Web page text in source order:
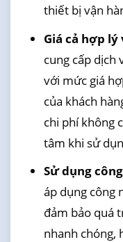
thiết bị vận
Giá cả hợp
cung cấp dịch
với mức giá
của khách
chi phí không
tâm khi sử
Sử dụng
áp dụng công
đảm bảo quá
nhanh chóng,